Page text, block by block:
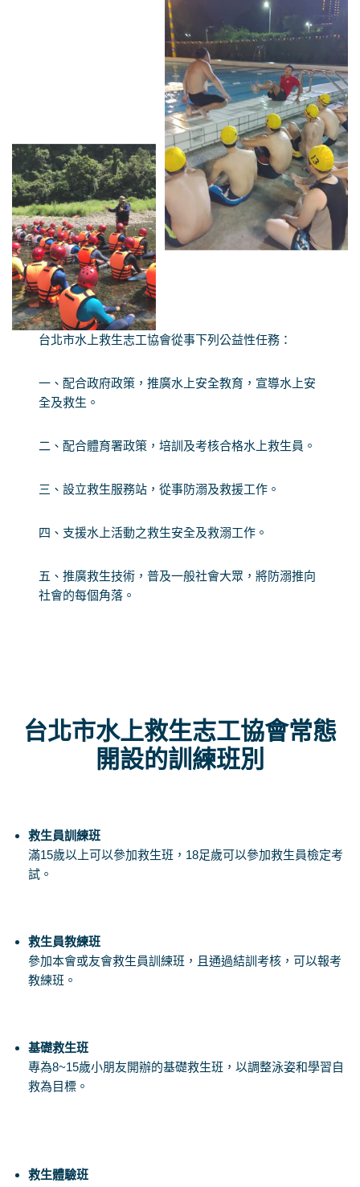
台北市水上救生志工協會從事下列公益性任務：
一、配合政府政策，推廣水上安全教育，宣導水上安
全及救生。
二、配合體育署政策，培訓及考核合格水上救生員。
三、設立救生服務站，從事防溺及救援工作。
四、支援水上活動之救生安全及救溺工作。
五、推廣救生技術，普及一般社會大眾，將防溺推向
社會的每個角落。
台北市水上救生志工協會常態
開設的訓練班別
救生員訓練班
滿15歲以上可以參加救生班，18足歲可以參加救生員檢定考
試。
救生員教練班
參加本會或友會救生員訓練班，且通過結訓考核，可以報考
教練班。
基礎救生班
專為8~15歲小朋友開辦的基礎救生班，以調整泳姿和學習自
救為目標。
救生體驗班